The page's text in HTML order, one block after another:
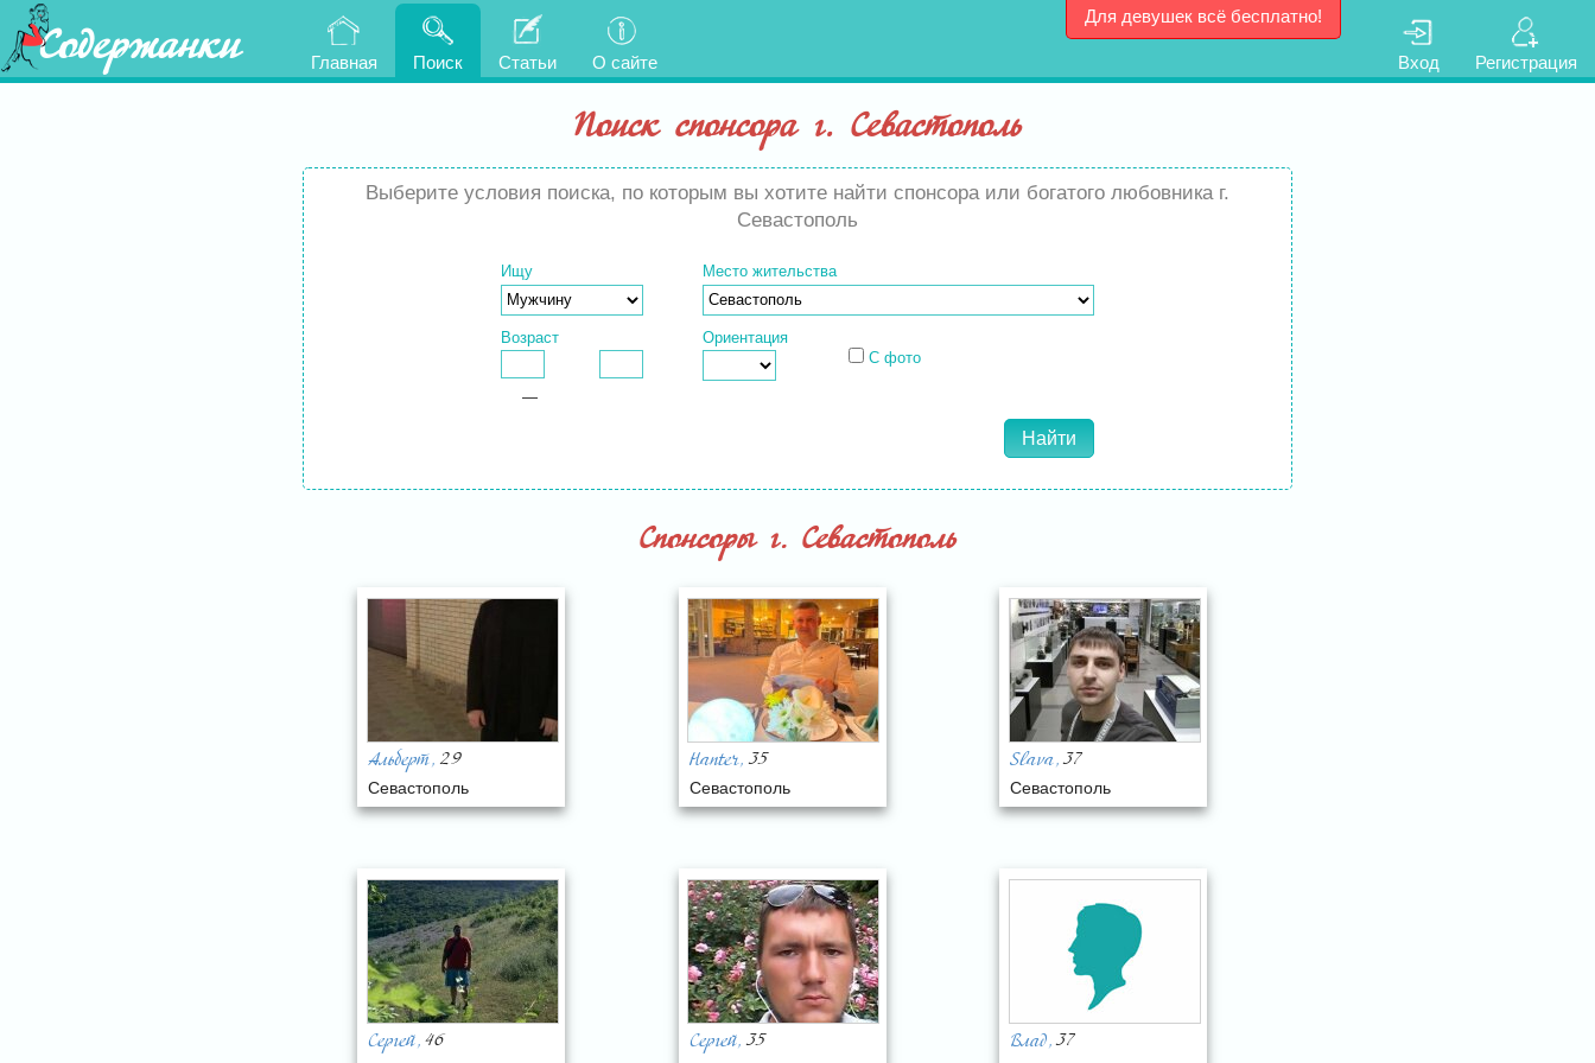
Содержанки Главная Поиск Статьи О сайте Вход Регистрация
Для девушек всё бесплатно!
Поиск спонсора г. Севастополь
Выберите условия поиска, по которым вы хотите найти спонсора или богатого любовника г.
Севастополь
Ищу Место жительства
Возраст
—
Ориентация
С фото
Спонсоры г. Севастополь
Альберт, 29
Севастополь
Hanter, 35
Севастополь
Slava, 37
Севастополь
Сергей, 46 Сергей, 35 Влад, 37